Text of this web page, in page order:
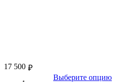
₽
17 500
Выберите опцию